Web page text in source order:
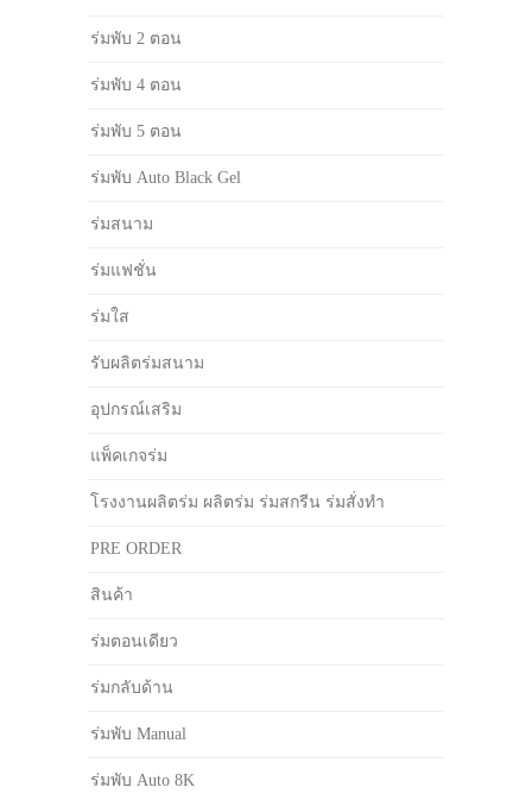
ร่มพับ 2 ตอน
ร่มพับ 4 ตอน
ร่มพับ 5 ตอน
ร่มพับ Auto Black Gel
ร่มสนาม
ร่มแฟชั่น
ร่มใส
รับผลิตร่มสนาม
อุปกรณ์เสริม
แพ็คเกจร่ม
โรงงานผลิตร่ม ผลิตร่ม ร่มสกรีน ร่มสั่งทำ
PRE ORDER
สินค้า
ร่มตอนเดียว
ร่มกลับด้าน
ร่มพับ Manual
ร่มพับ Auto 8K